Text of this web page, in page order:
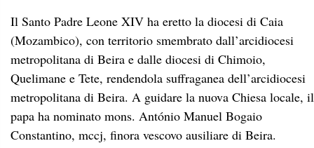
Il Santo Padre Leone XIV ha eretto la diocesi di Caia
(Mozambico), con territorio smembrato dall’arcidiocesi
metropolitana di Beira e dalle diocesi di Chimoio,
Quelimane e Tete, rendendola suffraganea dell’arcidiocesi
metropolitana di Beira. A guidare la nuova Chiesa locale, il
papa ha nominato mons. António Manuel Bogaio
Constantino, mccj, finora vescovo ausiliare di Beira.